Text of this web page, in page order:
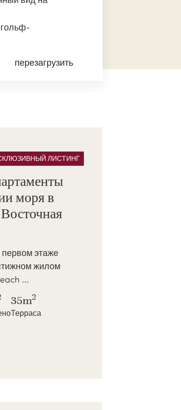
перезагрузить
ЛИСТИНГ
моря в
этаже
жилом
...
35m2
Терраса